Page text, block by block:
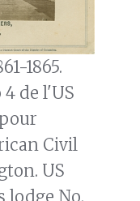
1865.
de l'US
Civil
US
lodge No.